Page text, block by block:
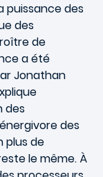
puissance des
des
de
a été
Jonathan
des
des
plus de
le même. À